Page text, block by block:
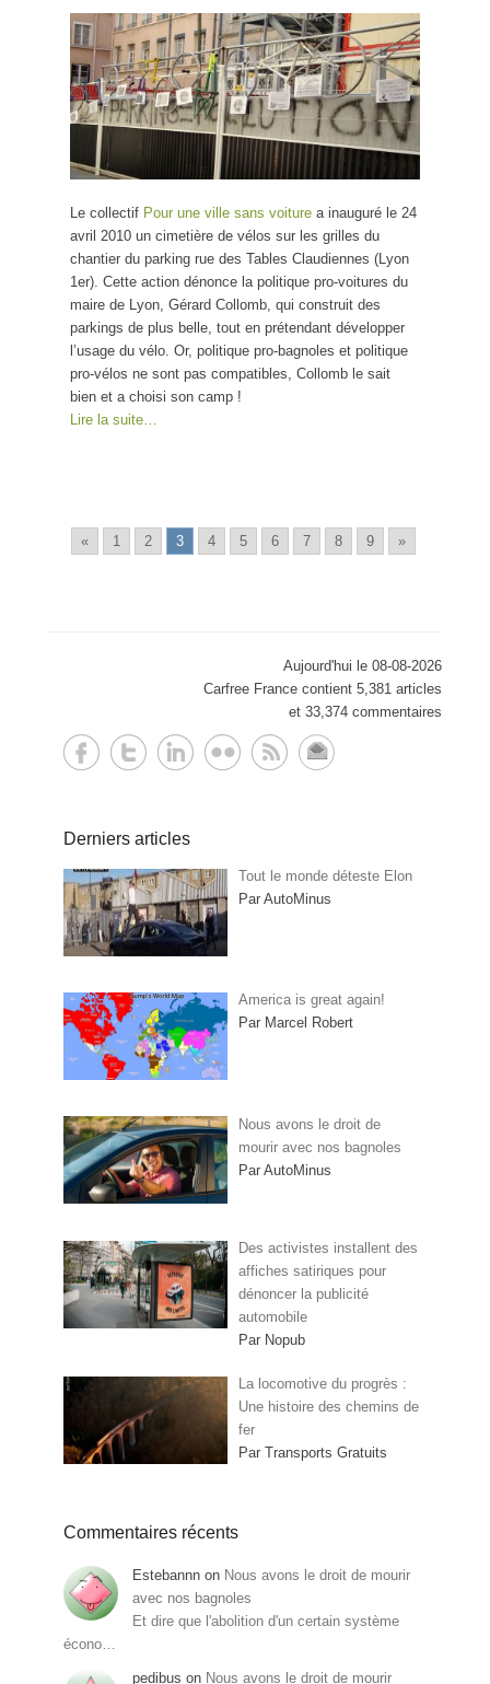
Le collectif Pour une ville sans voiture a inauguré le 24
avril 2010 un cimetière de vélos sur les grilles du
chantier du parking rue des Tables Claudiennes (Lyon
1er). Cette action dénonce la politique pro-voitures du
maire de Lyon, Gérard Collomb, qui construit des
parkings de plus belle, tout en prétendant développer
l’usage du vélo. Or, politique pro-bagnoles et politique
pro-vélos ne sont pas compatibles, Collomb le sait
bien et a choisi son camp !
Lire la suite…
« 1 2 3 4 5 6 7 8 9 »
Aujourd'hui le 08-08-2026
Carfree France contient 5,381 articles
et 33,374 commentaires
Derniers articles
Tout le monde déteste Elon
Par AutoMinus
America is great again!
Par Marcel Robert
Nous avons le droit de
mourir avec nos bagnoles
Par AutoMinus
Des activistes installent des
affiches satiriques pour
dénoncer la publicité
automobile
Par Nopub
La locomotive du progrès :
Une histoire des chemins de
fer
Par Transports Gratuits
Commentaires récents
Estebannn on Nous avons le droit de mourir
avec nos bagnoles
Et dire que l'abolition d'un certain système
écono…
pedibus on Nous avons le droit de mourir